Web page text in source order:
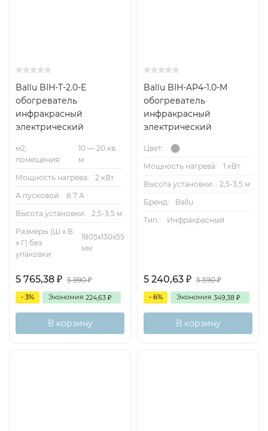
Ballu BIH-T-2.0-E
обогреватель
инфракрасный
электрический
м2,
помещения:
10 — 20 кв.
м.
Мощность нагрева:
2 кВт
A пусковой:
8.7 А
Высота установки:
2,5-3,5 м
Размеры (Ш х В
х Г) без
упаковки:
1805х130х55
мм
5 765,38 ₽ 5 990₽
- 3% Экономия 224,63 ₽
В корзину
Ballu BIH-AP4-1.0-M
обогреватель
инфракрасный
электрический
Цвет.:
Мощность нагрева:
1 кВт
Высота установки:
2,5-3,5 м
Бренд:
Ballu
Тип.:
Инфракрасный
5 240,63 ₽ 5 590₽
- 6% Экономия 349,38 ₽
В корзину